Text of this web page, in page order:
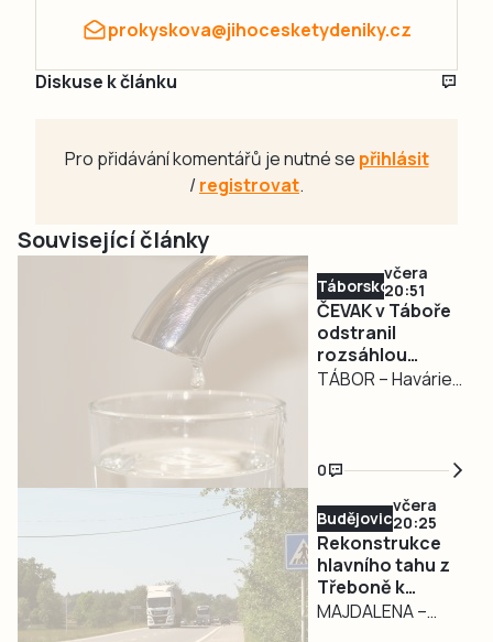
prokyskova@jihocesketydeniky.cz
Diskuse k článku
Pro přidávání komentářů je nutné se přihlásit
/registrovat.
Související články
Táborsko
včera
20:51
ČEVAK v Táboře
odstranil
rozsáhlou
havárii a v půl
TÁBOR – Havárie
odpoledne ocitla
bez vody zhruba
třetina města v
severní části
Tábora, je
vyřešena. Jak nyní
informovali na
0
Budějovicko
včera
20:25
Rekonstrukce
hlavního tahu z
Třeboně k
hranicím začne v
MAJDALENA –